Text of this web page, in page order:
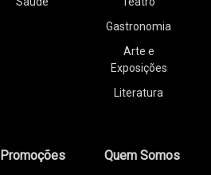
Gastronomia
Arte e
Exposições
Literatura
Promoções
Quem Somos